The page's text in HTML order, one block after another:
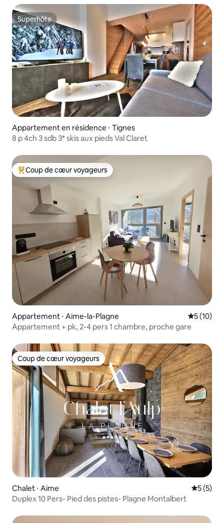
Superhôte
Superhôte
Appartement en résidence ⋅ Tignes
8 p 4ch 3 sdb 3* skis aux pieds Val Claret
Coups de cœur voyageurs les plus appréciés
Coup de cœur voyageurs
Appartement ⋅ Aime-la-Plagne
5 (10)
Appartement + pk, 2-4 pers 1 chambre, proche gare
Coup de cœur voyageurs
Coup de cœur voyageurs
Chalet ⋅ Aime
5 (5)
Duplex 10 Pers- Pied des pistes- Plagne Montalbert